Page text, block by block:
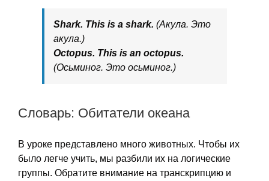
Shark. This is a shark. (Акула. Это
акула.)
Octopus. This is an octopus.
(Осьминог. Это осьминог.)
Словарь: Обитатели океана
В уроке представлено много животных. Чтобы их
было легче учить, мы разбили их на логические
группы. Обратите внимание на транскрипцию и